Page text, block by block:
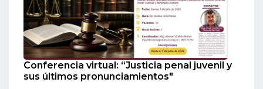
Conferencia virtual: “Justicia penal juvenil y
sus últimos pronunciamientos"